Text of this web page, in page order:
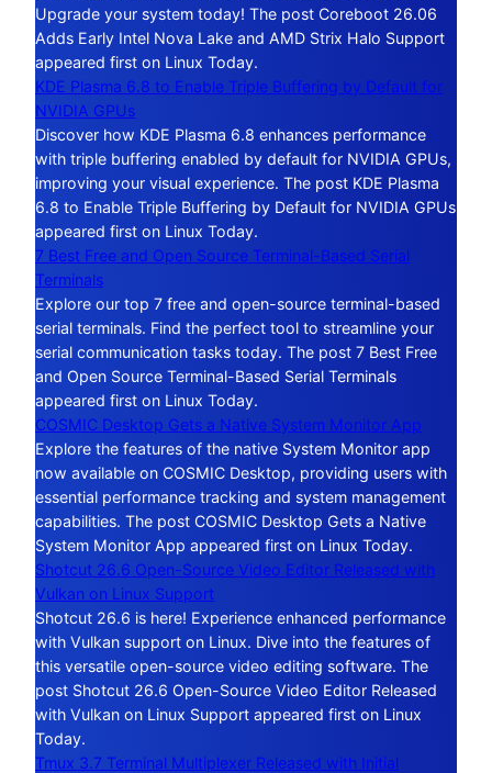
Upgrade your system today! The post Coreboot 26.06
Adds Early Intel Nova Lake and AMD Strix Halo Support
appeared first on Linux Today.
KDE Plasma 6.8 to Enable Triple Buffering by Default for
NVIDIA GPUs
Discover how KDE Plasma 6.8 enhances performance
with triple buffering enabled by default for NVIDIA GPUs,
improving your visual experience. The post KDE Plasma
6.8 to Enable Triple Buffering by Default for NVIDIA GPUs
appeared first on Linux Today.
7 Best Free and Open Source Terminal-Based Serial
Terminals
Explore our top 7 free and open-source terminal-based
serial terminals. Find the perfect tool to streamline your
serial communication tasks today. The post 7 Best Free
and Open Source Terminal-Based Serial Terminals
appeared first on Linux Today.
COSMIC Desktop Gets a Native System Monitor App
Explore the features of the native System Monitor app
now available on COSMIC Desktop, providing users with
essential performance tracking and system management
capabilities. The post COSMIC Desktop Gets a Native
System Monitor App appeared first on Linux Today.
Shotcut 26.6 Open-Source Video Editor Released with
Vulkan on Linux Support
Shotcut 26.6 is here! Experience enhanced performance
with Vulkan support on Linux. Dive into the features of
this versatile open-source video editing software. The
post Shotcut 26.6 Open-Source Video Editor Released
with Vulkan on Linux Support appeared first on Linux
Today.
Tmux 3.7 Terminal Multiplexer Released with Initial